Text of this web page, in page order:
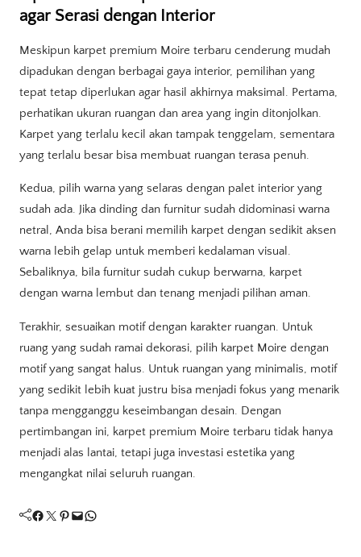
agar Serasi dengan Interior
Meskipun karpet premium Moire terbaru cenderung mudah
dipadukan dengan berbagai gaya interior, pemilihan yang
tepat tetap diperlukan agar hasil akhirnya maksimal. Pertama,
perhatikan ukuran ruangan dan area yang ingin ditonjolkan.
Karpet yang terlalu kecil akan tampak tenggelam, sementara
yang terlalu besar bisa membuat ruangan terasa penuh.
Kedua, pilih warna yang selaras dengan palet interior yang
sudah ada. Jika dinding dan furnitur sudah didominasi warna
netral, Anda bisa berani memilih karpet dengan sedikit aksen
warna lebih gelap untuk memberi kedalaman visual.
Sebaliknya, bila furnitur sudah cukup berwarna, karpet
dengan warna lembut dan tenang menjadi pilihan aman.
Terakhir, sesuaikan motif dengan karakter ruangan. Untuk
ruang yang sudah ramai dekorasi, pilih karpet Moire dengan
motif yang sangat halus. Untuk ruangan yang minimalis, motif
yang sedikit lebih kuat justru bisa menjadi fokus yang menarik
tanpa mengganggu keseimbangan desain. Dengan
pertimbangan ini, karpet premium Moire terbaru tidak hanya
menjadi alas lantai, tetapi juga investasi estetika yang
mengangkat nilai seluruh ruangan.
Facebook Twitter Pinterest Mail WhatsApp